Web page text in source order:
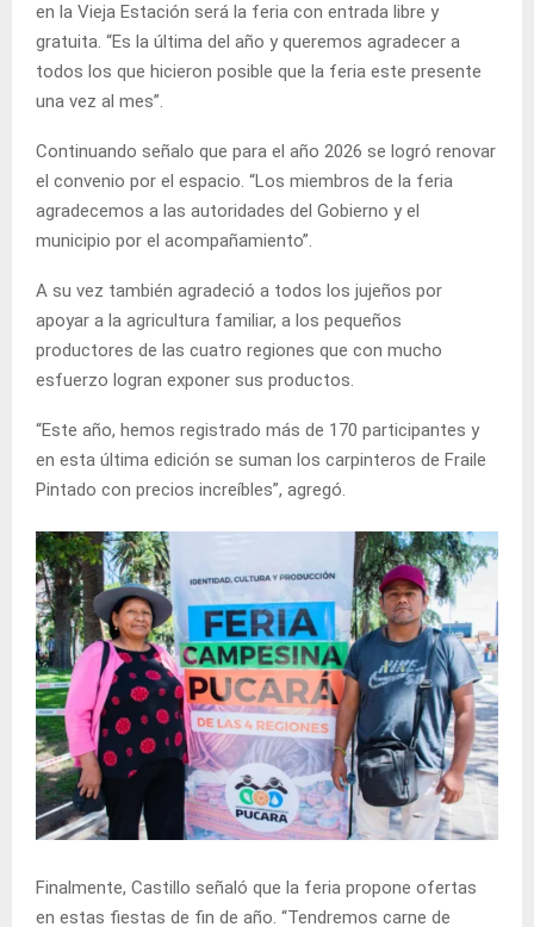
en la Vieja Estación será la feria con entrada libre y
gratuita. “Es la última del año y queremos agradecer a
todos los que hicieron posible que la feria este presente
una vez al mes”.
Continuando señalo que para el año 2026 se logró renovar
el convenio por el espacio. “Los miembros de la feria
agradecemos a las autoridades del Gobierno y el
municipio por el acompañamiento”.
A su vez también agradeció a todos los jujeños por
apoyar a la agricultura familiar, a los pequeños
productores de las cuatro regiones que con mucho
esfuerzo logran exponer sus productos.
“Este año, hemos registrado más de 170 participantes y
en esta última edición se suman los carpinteros de Fraile
Pintado con precios increíbles”, agregó.
Finalmente, Castillo señaló que la feria propone ofertas
en estas fiestas de fin de año. “Tendremos carne de